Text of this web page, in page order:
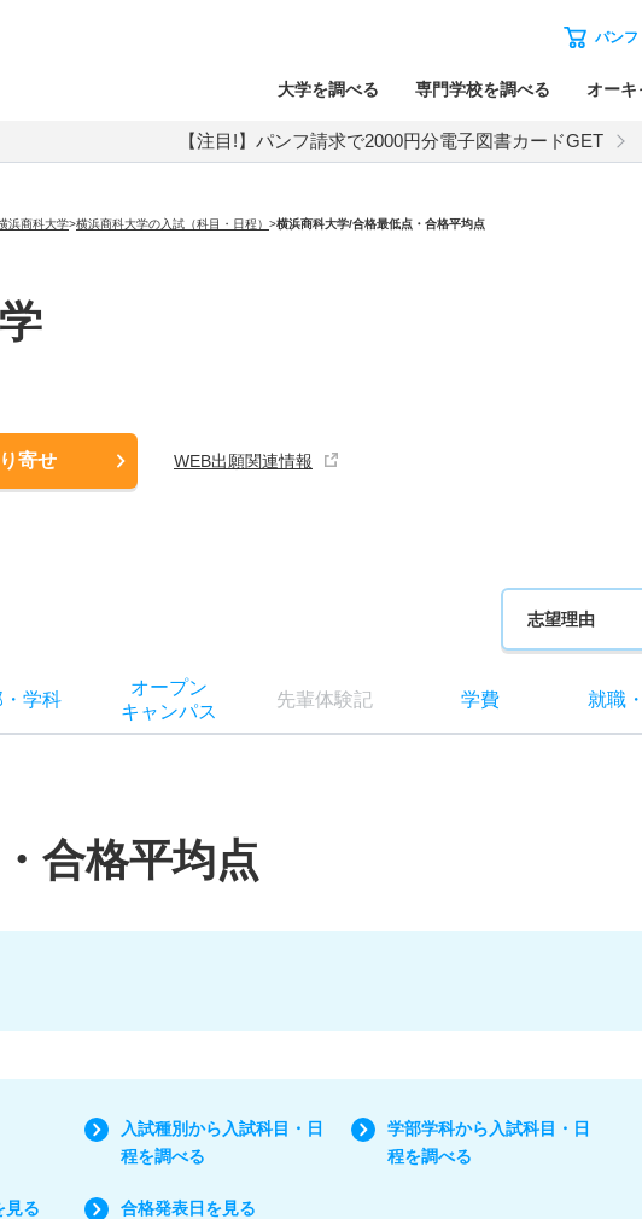
パンフ
大学を調べる 専門学校を調べる オーキ
【注目!】パンフ請求で2000円分電子図書カードGET
浜商科大学>横浜商科大学の入試（科目・日程） >横浜商科大学/合格最低点・合格平均点
寄せ WEB出願関連情報
志望理由
・ 学科
オープン
キャンパス
先輩体験記 学費 就職・
合格平均点
入試種別から入試科目・日
程を調べる
学部学科から入試科目・日
程を調べる
見る 合格発表日を見る